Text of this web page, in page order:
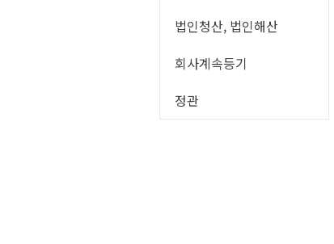
법인청산, 법인해산
회사계속등기
정관